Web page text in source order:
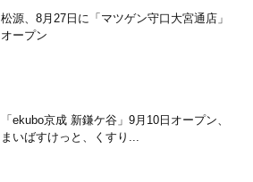
松源、8月27日に「マツゲン守口大宮通店」
オープン
「ekubo京成 新鎌ケ谷」9月10日オープン、
まいばすけっと、くすり...